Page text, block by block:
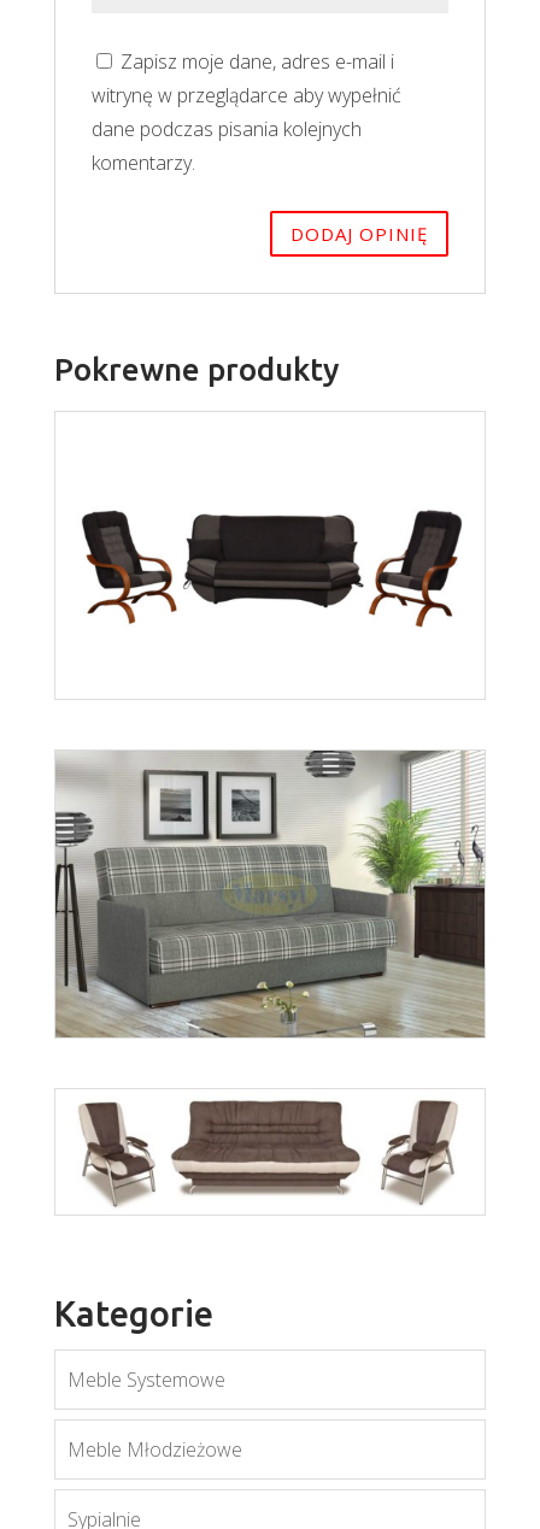
Zapisz moje dane, adres e-mail i
witrynę w przeglądarce aby wypełnić
dane podczas pisania kolejnych
komentarzy.
Pokrewne produkty
Grześ
Więcej
Kategorie
Meble Systemowe
Meble Młodzieżowe
Sypialnie